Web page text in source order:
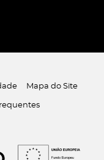
Mapa do Site